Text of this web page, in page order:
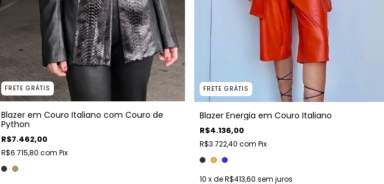
FRETE GRÁTIS
Blazer em Couro Italiano com Couro de
Python
R$7.462,00
R$6.715,80 com Pix
FRETE GRÁTIS
Blazer Energia em Couro Italiano
R$4.136,00
R$3.722,40com Pix
10 x deR$413,60 sem juros